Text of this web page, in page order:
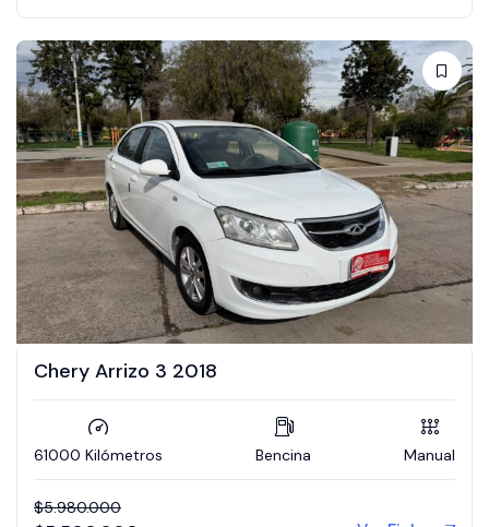
Chery Arrizo 3 2018
61000 Kilómetros Bencina Manual
$5.980.000